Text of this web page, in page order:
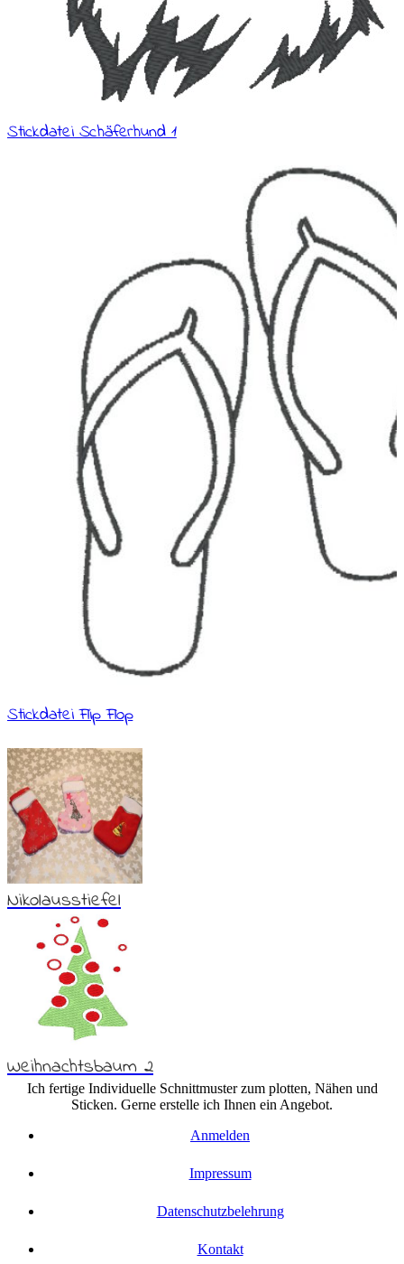
Stickdatei Schäferhund 1
Stickdatei Flip Flop
Nikolausstiefel
Weihnachtsbaum 2
Ich fertige Individuelle Schnittmuster zum plotten, Nähen und
Sticken. Gerne erstelle ich Ihnen ein Angebot.
Anmelden
Impressum
Datenschutzbelehrung
Kontakt